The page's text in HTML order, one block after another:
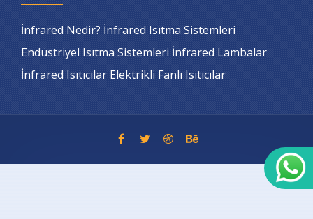
İnfrared Nedir? İnfrared Isıtma Sistemleri
Endüstriyel Isıtma Sistemleri İnfrared Lambalar
İnfrared Isıtıcılar Elektrikli Fanlı Isıtıcılar